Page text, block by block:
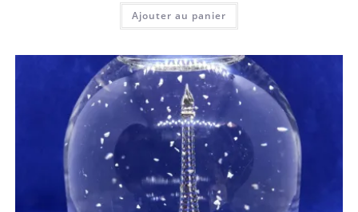
Ajouter au panier